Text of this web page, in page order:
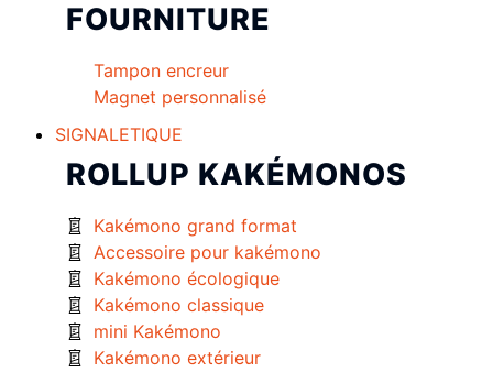
FOURNITURE
Tampon encreur
Magnet personnalisé
SIGNALETIQUE
ROLLUP KAKÉMONOS
Kakémono grand format
Accessoire pour kakémono
Kakémono écologique
Kakémono classique
mini Kakémono
Kakémono extérieur